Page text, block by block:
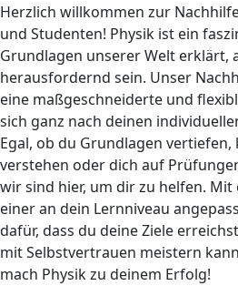
Herzlich willkommen zur
und Studenten! Physik ist ein
Grundlagen unserer Welt erklärt,
herausfordernd sein. Unser
eine maßgeschneiderte und
sich ganz nach deinen
Egal, ob du Grundlagen vertiefen,
verstehen oder dich auf
wir sind hier, um dir zu helfen.
einer an dein Lernniveau
dafür, dass du deine Ziele
mit Selbstvertrauen meistern
mach Physik zu deinem Erfolg!